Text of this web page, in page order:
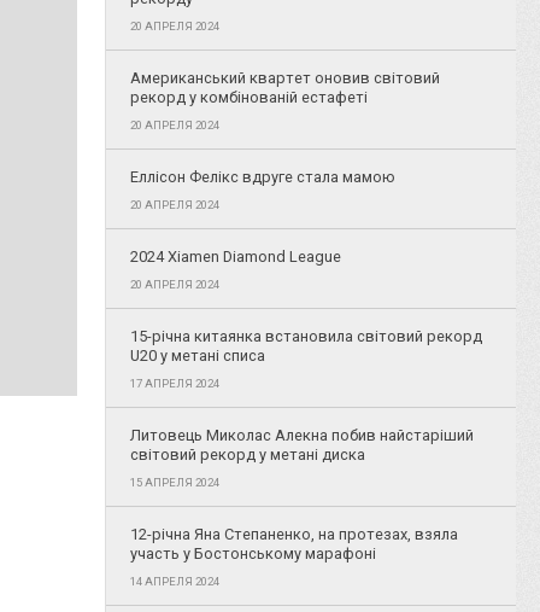
20 АПРЕЛЯ 2024
Американський квартет оновив світовий
рекорд у комбінованій естафеті
20 АПРЕЛЯ 2024
Еллісон Фелікс вдруге стала мамою
20 АПРЕЛЯ 2024
2024 Xiamen Diamond League
20 АПРЕЛЯ 2024
15-річна китаянка встановила світовий рекорд
U20 у метані списа
17 АПРЕЛЯ 2024
Литовець Миколас Алекна побив найстаріший
світовий рекорд у метані диска
15 АПРЕЛЯ 2024
12-річна Яна Степаненко, на протезах, взяла
участь у Бостонському марафоні
14 АПРЕЛЯ 2024